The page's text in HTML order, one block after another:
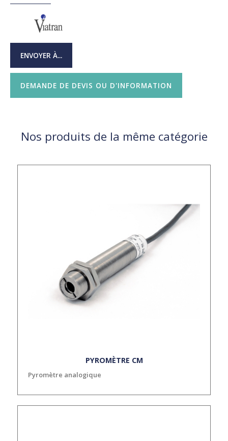
ENVOYER À...
DEMANDE DE DEVIS OU D'INFORMATION
Nos produits de la même catégorie
PYROMÈTRE CM
Pyromètre analogique